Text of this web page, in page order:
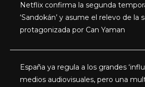
Netflix confirma la segunda
‘Sandokán’ y asume el relevo de la
protagonizada por Can Yaman
España ya regula a los grandes
medios audiovisuales, pero una